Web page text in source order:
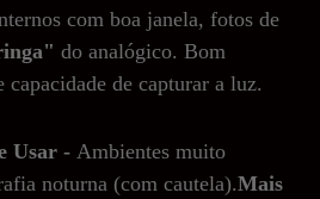
com boa janela, fotos de
do analógico. Bom
de capturar a luz.
Usar - Ambientes muito
noturna (com cautela).Mais